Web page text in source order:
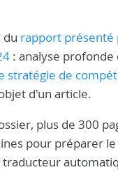
du rapport présenté
: analyse
stratégie de
d'un article.
plus de 300
pour préparer